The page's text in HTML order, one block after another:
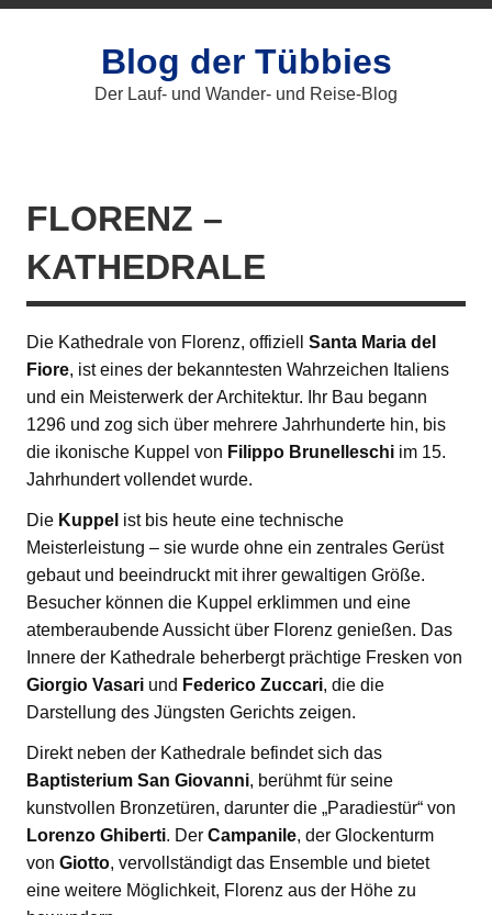
Zum
Blog der Tübbies
Der Lauf- und Wander- und Reise-Blog
FLORENZ –
KATHEDRALE
Die Kathedrale von Florenz, offiziell Santa Maria del
Fiore, ist eines der bekanntesten Wahrzeichen Italiens
und ein Meisterwerk der Architektur. Ihr Bau begann
1296 und zog sich über mehrere Jahrhunderte hin, bis
die ikonische Kuppel von Filippo Brunelleschi im 15.
Jahrhundert vollendet wurde.
Die Kuppel ist bis heute eine technische
Meisterleistung – sie wurde ohne ein zentrales Gerüst
gebaut und beeindruckt mit ihrer gewaltigen Größe.
Besucher können die Kuppel erklimmen und eine
atemberaubende Aussicht über Florenz genießen. Das
Innere der Kathedrale beherbergt prächtige Fresken von
Giorgio Vasari und Federico Zuccari, die die
Darstellung des Jüngsten Gerichts zeigen.
Direkt neben der Kathedrale befindet sich das
Baptisterium San Giovanni, berühmt für seine
kunstvollen Bronzetüren, darunter die „Paradiestür“ von
Lorenzo Ghiberti. Der Campanile, der Glockenturm
von Giotto, vervollständigt das Ensemble und bietet
eine weitere Möglichkeit, Florenz aus der Höhe zu